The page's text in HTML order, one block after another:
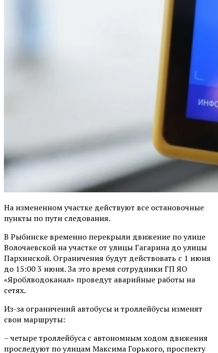
На измененном участке действуют все остановочные
пункты по пути следования.
В Рыбинске временно перекрыли движение по улице
Волочаевской на участке от улицы Гагарина до улицы
Пархинской. Ограничения будут действовать с 1 июня
до 15:00 3 июня. За это время сотрудники ГП ЯО
«Яроблводоканал» проведут аварийные работы на
сетях.
Из-за ограничений автобусы и троллейбусы изменят
свои маршруты:
– четыре троллейбуса с автономным ходом движения
проследуют по улицам Максима Горького, проспекту